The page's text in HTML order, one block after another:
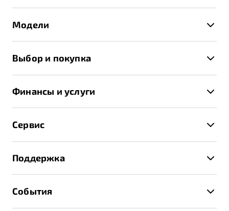
Модели
X70
Выбор и покупка
Спецпредложения и Акции
Записаться на тест-драйв
Получить предложение
Финансы и услуги
Трейд-ин
Страхование
Расчет КАСКО
Сервис
Руководство по эксплуатации
Техническое обслуживание
Калькулятор ТО
Поддержка
События